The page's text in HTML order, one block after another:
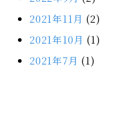
2021年11月 (2)
2021年10月 (1)
2021年7月 (1)